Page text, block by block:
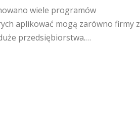
wiele programów
aplikować mogą zarówno firmy z
przedsiębiorstwa.…